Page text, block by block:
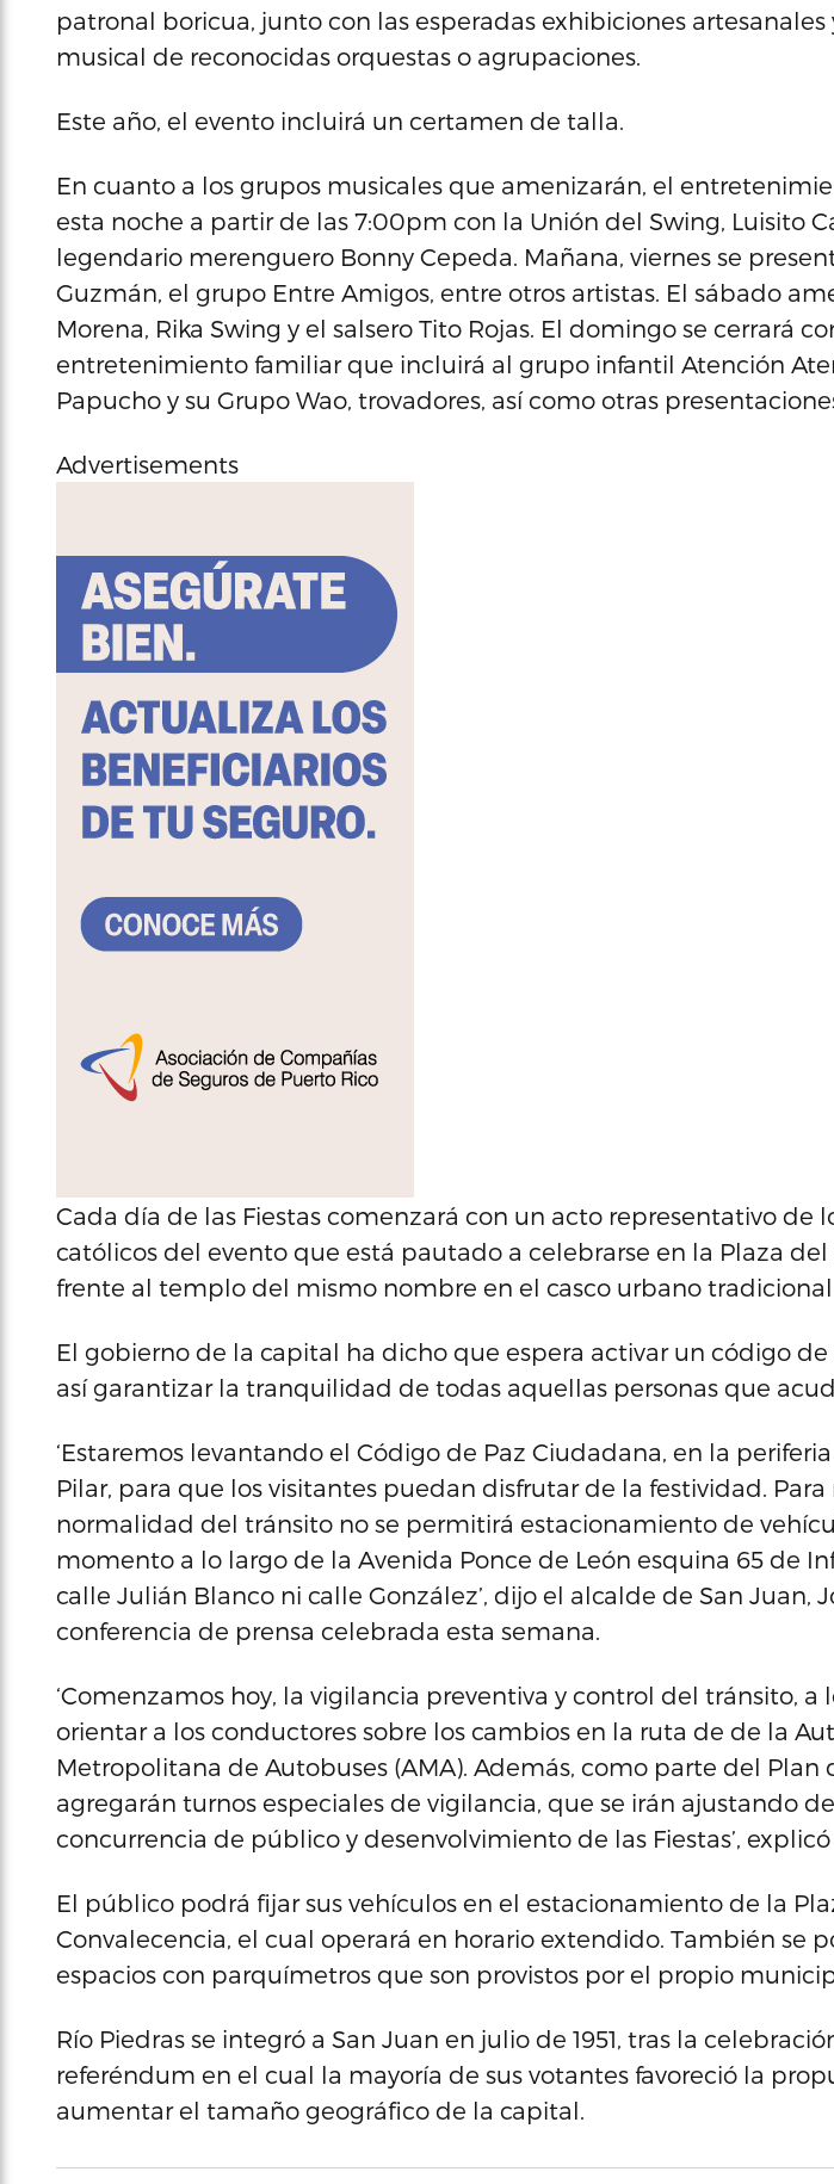
patronal boricua, junto con las esperadas exhibiciones
musical de reconocidas orquestas o agrupaciones.
Este año, el evento incluirá un certamen de talla.
En cuanto a los grupos musicales que amenizarán, el
esta noche a partir de las 7:00pm con la Unión del Swing, Luisito
legendario merenguero Bonny Cepeda. Mañana, viernes se
Guzmán, el grupo Entre Amigos, entre otros artistas. El sábado
Morena, Rika Swing y el salsero Tito Rojas. El domingo se cerrará
entretenimiento familiar que incluirá al grupo infantil Atención
Papucho y su Grupo Wao, trovadores, así como otras
Advertisements
Cada día de las Fiestas comenzará con un acto representativo de
católicos del evento que está pautado a celebrarse en la Plaza del
frente al templo del mismo nombre en el casco urbano tradicional
El gobierno de la capital ha dicho que espera activar un código
así garantizar la tranquilidad de todas aquellas personas que
‘Estaremos levantando el Código de Paz Ciudadana, en la
Pilar, para que los visitantes puedan disfrutar de la festividad.
normalidad del tránsito no se permitirá estacionamiento de
momento a lo largo de la Avenida Ponce de León esquina 65 de
calle Julián Blanco ni calle González’, dijo el alcalde de San Juan,
conferencia de prensa celebrada esta semana.
‘Comenzamos hoy, la vigilancia preventiva y control del tránsito, a
orientar a los conductores sobre los cambios en la ruta de de la
Metropolitana de Autobuses (AMA). Además, como parte del Plan
agregarán turnos especiales de vigilancia, que se irán ajustando
concurrencia de público y desenvolvimiento de las Fiestas’,
El público podrá fijar sus vehículos en el estacionamiento de la
Convalecencia, el cual operará en horario extendido. También se
espacios con parquímetros que son provistos por el propio
Río Piedras se integró a San Juan en julio de 1951, tras la
referéndum en el cual la mayoría de sus votantes favoreció la
aumentar el tamaño geográfico de la capital.